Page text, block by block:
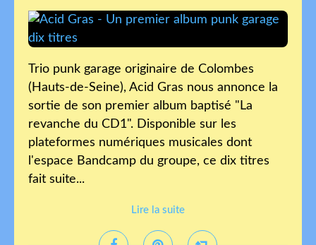
Trio punk garage originaire de Colombes
(Hauts-de-Seine), Acid Gras nous annonce la
sortie de son premier album baptisé "La
revanche du CD1". Disponible sur les
plateformes numériques musicales dont
l'espace Bandcamp du groupe, ce dix titres
fait suite...
Lire la suite